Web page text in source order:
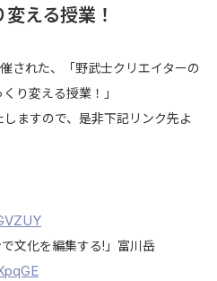
える授業！
された、「野武士クリエイターの
り変える授業！」
ますので、是非下記リンク先よ
文化を編集する!」富川岳